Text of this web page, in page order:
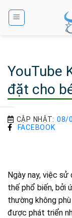
YouTube
đặt cho
CẬP NHẬT: 08/
FACEBOOK
Ngày nay, việc sử
thế phổ biến, bởi
thường không
được phát triển